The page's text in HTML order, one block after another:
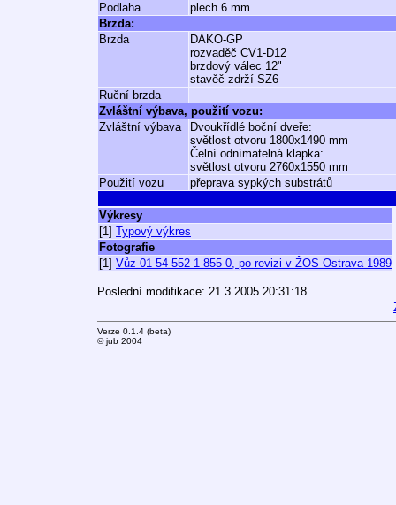
Podlaha
plech 6 mm
Brzda:
Brzda
DAKO-GP
rozvaděč CV1-D12
brzdový válec 12"
stavěč zdrží SZ6
Ruční brzda
—
Zvláštní výbava, použití vozu:
Zvláštní výbava
Dvoukřídlé boční dveře:
světlost otvoru 1800x1490 mm
Čelní odnímatelná klapka:
světlost otvoru 2760x1550 mm
Použití vozu
přeprava sypkých substrátů
Výkresy
[1] Typový výkres
Fotografie
[1] Vůz 01 54 552 1 855-0, po revizi v ŽOS Ostrava 1989
Poslední modifikace: 21.3.2005 20:31:18
Verze 0.1.4 (beta)
© jub 2004